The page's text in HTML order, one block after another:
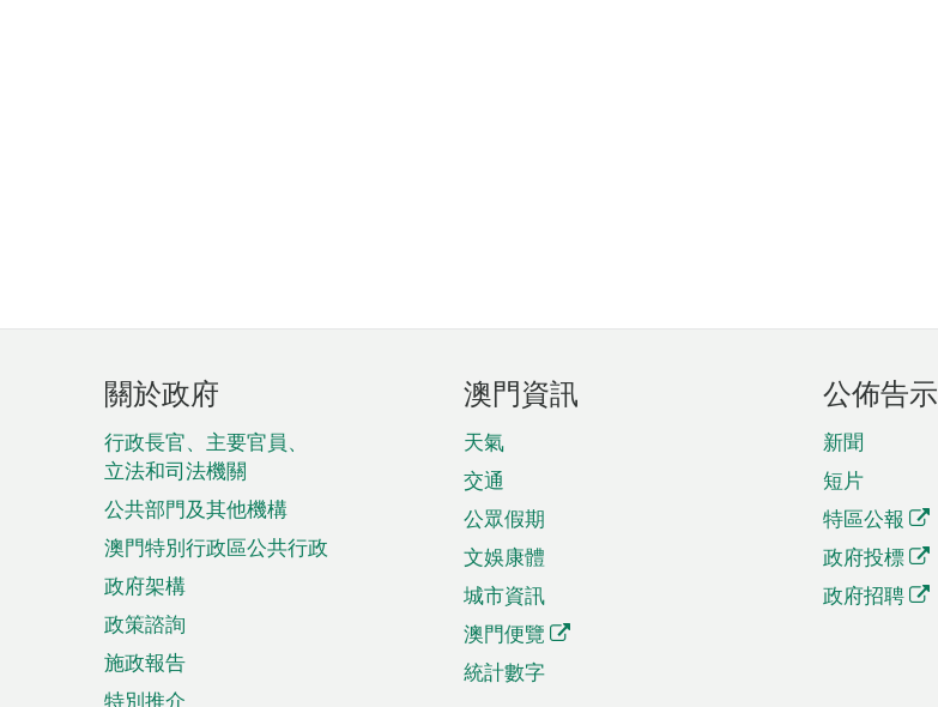
頁
腳
菜
單
關於政府
行政長官、主要官員、
立法和司法機關
公共部門及其他機構
澳門特別行政區公共行政
政府架構
政策諮詢
施政報告
特別推介
澳門資訊
天氣
交通
公眾假期
文娛康體
城市資訊
澳門便覽
統計數字
公佈告示
新聞
短片
特區公報
政府投標
政府招聘